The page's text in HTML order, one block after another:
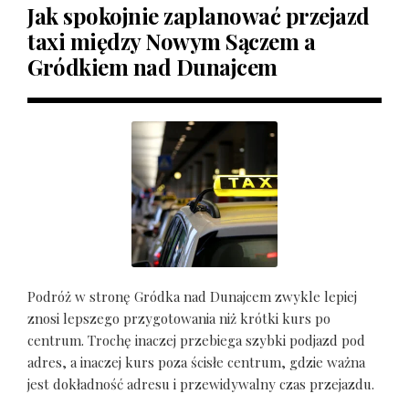
Jak spokojnie zaplanować przejazd
taxi między Nowym Sączem a
Gródkiem nad Dunajcem
Podróż w stronę Gródka nad Dunajcem zwykle lepiej
znosi lepszego przygotowania niż krótki kurs po
centrum. Trochę inaczej przebiega szybki podjazd pod
adres, a inaczej kurs poza ścisłe centrum, gdzie ważna
jest dokładność adresu i przewidywalny czas przejazdu.